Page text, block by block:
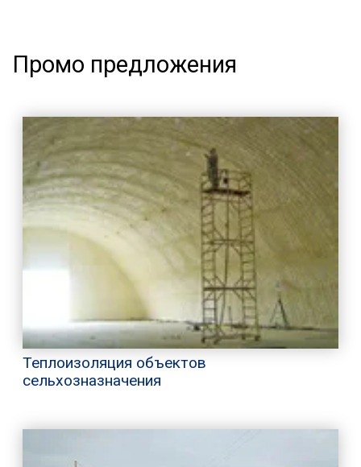
Промо предложения
Теплоизоляция объектов
сельхозназначения